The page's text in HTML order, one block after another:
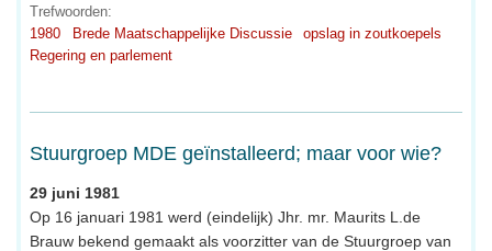
Trefwoorden:
1980
Brede Maatschappelijke Discussie
opslag in zoutkoepels
Regering en parlement
Stuurgroep MDE geïnstalleerd; maar voor wie?
29 juni 1981
Op 16 januari 1981 werd (eindelijk) Jhr. mr. Maurits L.de
Brauw bekend gemaakt als voorzitter van de Stuurgroep van